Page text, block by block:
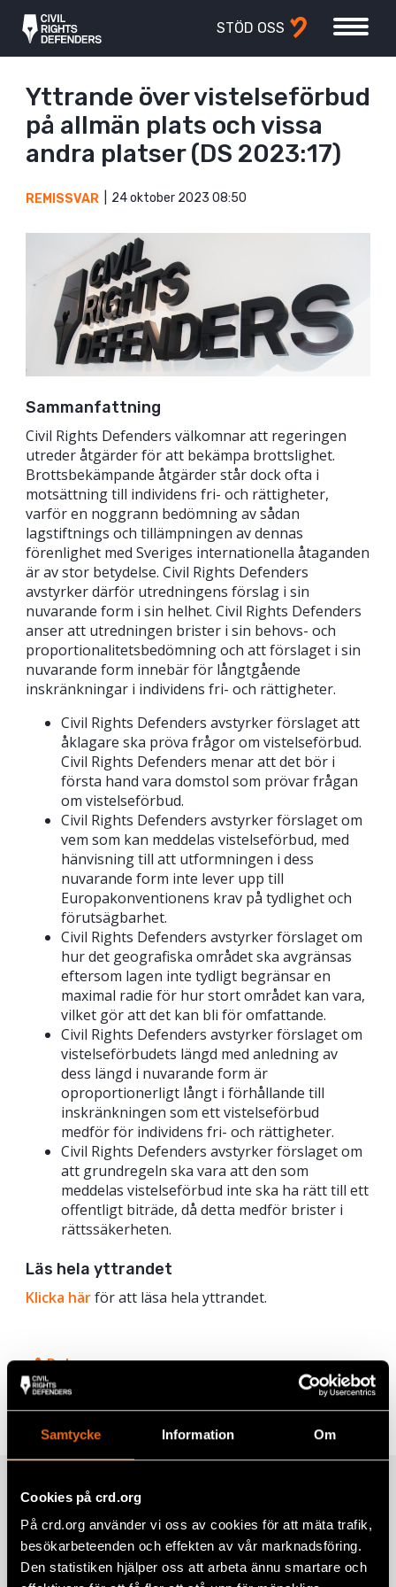
Samtycke Information Om
Cookies på crd.org
På crd.org använder vi oss av cookies för att mäta trafik,
besökarbeteenden och effekten av vår marknadsföring.
Den statistiken hjälper oss att arbeta ännu smartare och
STÖD OSS
Yttrande över vistelseförbud
på allmän plats och vissa
andra platser (DS 2023:17)
REMISSVAR 24 oktober 2023 08:50
Sammanfattning
Civil Rights Defenders välkomnar att regeringen
utreder åtgärder för att bekämpa brottslighet.
Brottsbekämpande åtgärder står dock ofta i
motsättning till individens fri- och rättigheter,
varför en noggrann bedömning av sådan
lagstiftnings och tillämpningen av dennas
förenlighet med Sveriges internationella åtaganden
är av stor betydelse. Civil Rights Defenders
avstyrker därför utredningens förslag i sin
nuvarande form i sin helhet. Civil Rights Defenders
anser att utredningen brister i sin behovs- och
proportionalitetsbedömning och att förslaget i sin
nuvarande form innebär för långtgående
inskränkningar i individens fri- och rättigheter.
Civil Rights Defenders avstyrker förslaget att
åklagare ska pröva frågor om vistelseförbud.
Civil Rights Defenders menar att det bör i
första hand vara domstol som prövar frågan
om vistelseförbud.
Civil Rights Defenders avstyrker förslaget om
vem som kan meddelas vistelseförbud, med
hänvisning till att utformningen i dess
nuvarande form inte lever upp till
Europakonventionens krav på tydlighet och
förutsägbarhet.
Civil Rights Defenders avstyrker förslaget om
hur det geografiska området ska avgränsas
eftersom lagen inte tydligt begränsar en
maximal radie för hur stort området kan vara,
vilket gör att det kan bli för omfattande.
Civil Rights Defenders avstyrker förslaget om
vistelseförbudets längd med anledning av
dess längd i nuvarande form är
oproportionerligt långt i förhållande till
inskränkningen som ett vistelseförbud
medför för individens fri- och rättigheter.
Civil Rights Defenders avstyrker förslaget om
att grundregeln ska vara att den som
meddelas vistelseförbud inte ska ha rätt till ett
offentligt biträde, då detta medför brister i
rättssäkerheten.
Läs hela yttrandet
Klicka härför att läsa hela yttrandet.
Dela
Twitter
Google+
Mail
Taggar
Relaterade artiklar
Yttrande över Återkallelse av